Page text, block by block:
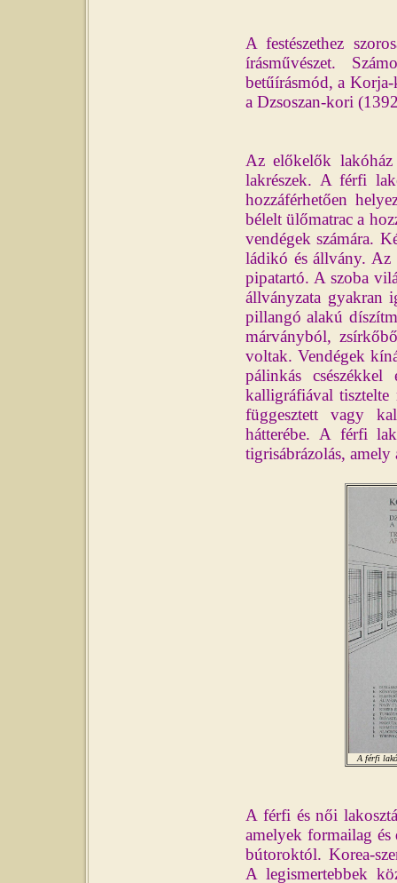
A festészethez
írásművészet.
betűírásmód, a
a Dzsoszan-kori
Az előkelők
lakrészek. A férfi
hozzáférhetően
bélelt ülőmatrac a
vendégek számára.
ládikó és állvány. Az
pipatartó. A szoba
állványzata gyakran
pillangó alakú
márványból,
voltak. Vendégek
pálinkás
kalligráfiával
függesztett vagy
hátterébe. A férfi
tigrisábrázolás,
A férfi
A férfi és női
amelyek formailag
bútoroktól. Korea-
A legismertebbek